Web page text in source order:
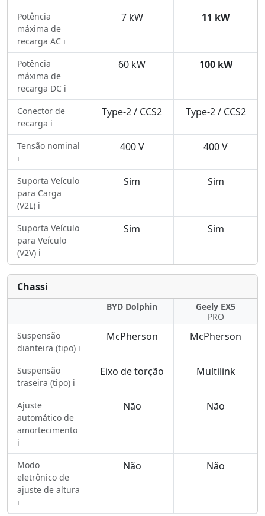
Potência
máxima de
recarga AC ℹ️
7 kW 11 kW
Potência
máxima de
recarga DC ℹ️
60 kW 100 kW
Conector de
recarga ℹ️
Type-2 / CCS2 Type-2 / CCS2
Tensão nominal
ℹ️
400 V 400 V
Suporta Veículo
para Carga
(V2L) ℹ️
Sim Sim
Suporta Veículo
para Veículo
(V2V) ℹ️
Sim Sim
Chassi
BYD Dolphin
Geely EX5
PRO
Suspensão
dianteira (tipo) ℹ️
McPherson McPherson
Suspensão
traseira (tipo) ℹ️
Eixo de torção Multilink
Ajuste
automático de
amortecimento
ℹ️
Não Não
Modo
eletrônico de
ajuste de altura
ℹ️
Não Não